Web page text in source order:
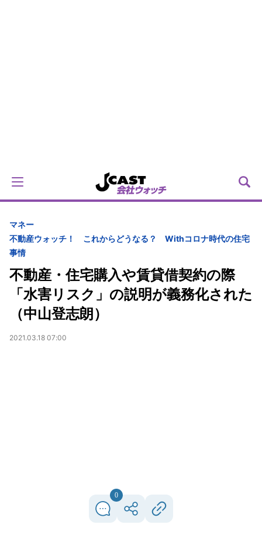
マネー
不動産ウォッチ！ これからどうなる？ Withコロナ時代の住宅
事情
不動産・住宅購入や賃貸借契約の際
「水害リスク」の説明が義務化された
（中山登志朗）
2021.03.18 07:00
0